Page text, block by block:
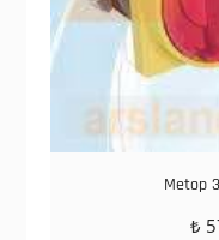
Metop
₺